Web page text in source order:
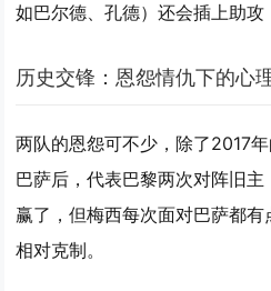
如巴尔德、孔德）还会插上助攻
历史交锋：恩怨情仇下的心
两队的恩怨可不少，除了2017
巴萨后，代表巴黎两次对阵旧
赢了，但梅西每次面对巴萨都有
相对克制。